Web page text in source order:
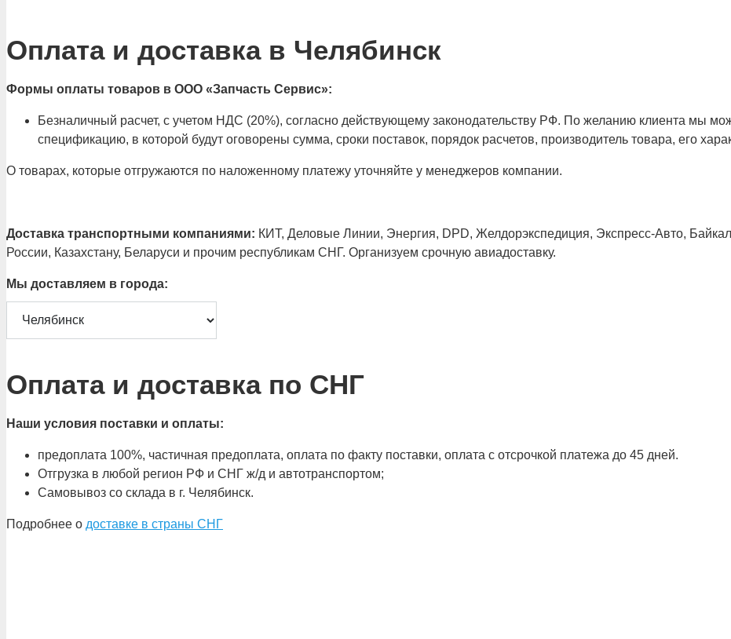
Оплата и доставка в Челябинск
Формы оплаты товаров в ООО «Запчасть Сервис»:
Безналичный расчет, с учетом НДС (20%), согласно действующему законодательству РФ. По желанию клиента мы
спецификацию, в которой будут оговорены сумма, сроки поставок, порядок расчетов, производитель товара, его
О товарах, которые отгружаются по наложенному платежу уточняйте у менеджеров компании.
Доставка транспортными компаниями: КИТ, Деловые Линии, Энергия, DPD, Желдорэкспедиция, Экспресс-Авто,
России, Казахстану, Беларуси и прочим республикам СНГ. Организуем срочную авиадоставку.
Мы доставляем в города:
Оплата и доставка по СНГ
Наши условия поставки и оплаты:
предоплата 100%, частичная предоплата, оплата по факту поставки, оплата с отсрочкой платежа до 45 дней.
Отгрузка в любой регион РФ и СНГ ж/д и автотранспортом;
Самовывоз со склада в г. Челябинск.
Подробнее о доставке в страны СНГ